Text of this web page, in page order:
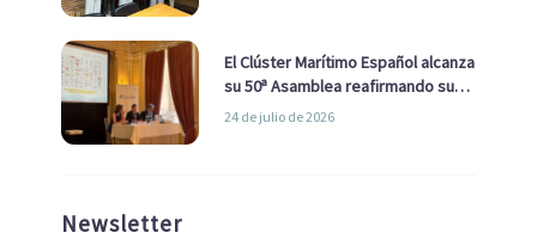
El Clúster Marítimo Español alcanza
su 50ª Asamblea reafirmando su
liderazgo en la Economía Azul
24 de julio de 2026
Newsletter